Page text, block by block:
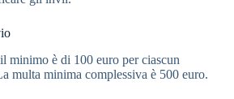
minimo è di 100 euro per ciascun
multa minima complessiva è 500 euro.